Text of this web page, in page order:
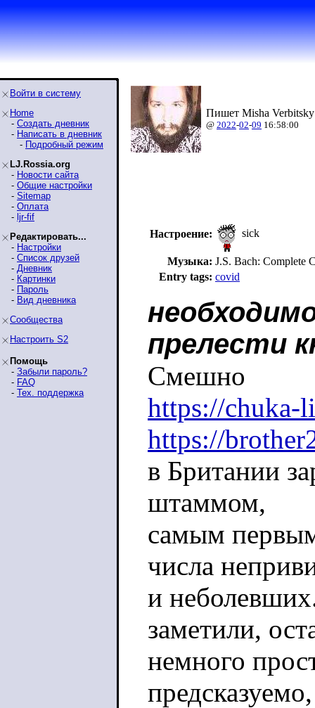
Войти в систему
Home
- Создать дневник
- Написать в дневник
- Подробный режим
LJ.Rossia.org
- Новости сайта
- Общие настройки
- Sitemap
- Оплата
- ljr-fif
Редактировать...
- Настройки
- Список друзей
- Дневник
- Картинки
- Пароль
- Вид дневника
Сообщества
Настроить S2
Помощь
- Забыли пароль?
- FAQ
- Тех. поддержка
Пишет Misha
@ 2022-02-09 16:58:00
Настроение: sick
Музыка: J.S. Bach: Complete
Entry tags: covid
прелести
Смешно
https://chuka-
https://
в Британии
штаммом,
самым
числа
и
заметили,
немного